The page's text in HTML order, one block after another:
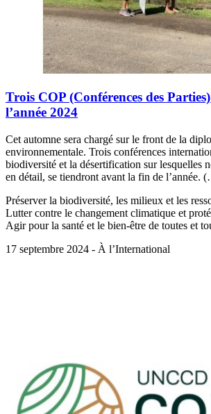
Trois COP (Conférences des
l’année 2024
Cet automne sera chargé sur le front de la
environnementale. Trois conférences
biodiversité et la désertification sur lesquelles
en détail, se tiendront avant la fin de l’année.
Préserver la biodiversité, les milieux et les
Lutter contre le changement climatique et
Agir pour la santé et le bien-être de toutes et
17 septembre 2024 - À l’International